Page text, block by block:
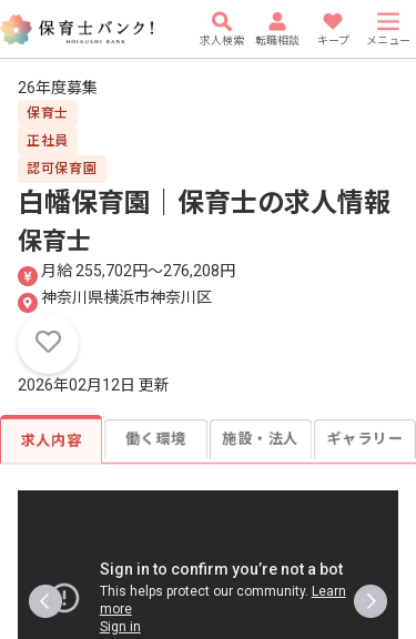
求人検索 転職相談 キープ メニュー
26年度募集
保育士
正社員
認可保育園
白幡保育園｜保育士の求人情報
保育士
月給 255,702円〜276,208円
神奈川県横浜市神奈川区
2026年02月12日 更新
求人内容 働く環境 施設・法人 ギャラリー